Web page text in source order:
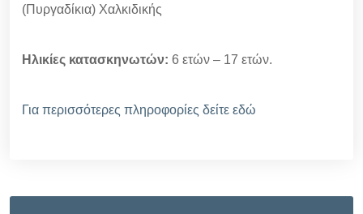
(Πυργαδίκια) Χαλκιδικής
Ηλικίες κατασκηνωτών: 6 ετών – 17 ετών.
Για περισσότερες πληροφορίες δείτε εδώ